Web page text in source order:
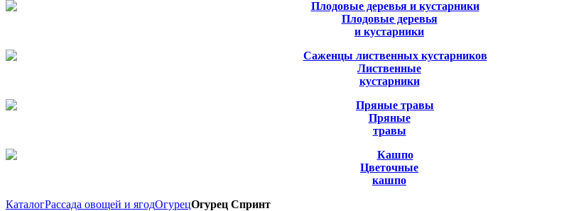
Плодовые деревья
и кустарники
Лиственные
кустарники
Пряные
травы
Цветочные
кашпо
КаталогРассада овощей и ягодОгурецОгурец Спринт